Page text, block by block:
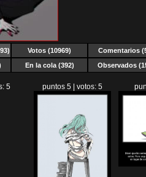
Votos (10969)
Comentarios
En la cola (392) Observados
5 puntos 5 | votos: 5